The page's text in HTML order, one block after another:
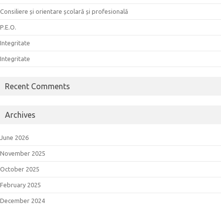
Consiliere și orientare școlară și profesională
P.E.O.
Integritate
Integritate
Recent Comments
Archives
June 2026
November 2025
October 2025
February 2025
December 2024